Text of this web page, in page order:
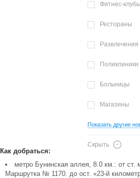
Фитнес-клубы
Рестораны
Развлечения
Поликлиники
Больницы
Магазины
Показать другие
Скрыть
Как добраться:
метро Бунинская аллея, 8.0 км.: от ст.
Маршрутка № 1170. до ост. «23-й